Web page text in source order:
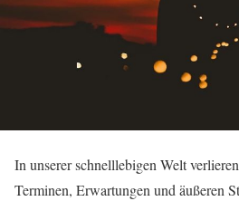
In unserer schnelllebigen Welt
Terminen, Erwartungen und äußeren